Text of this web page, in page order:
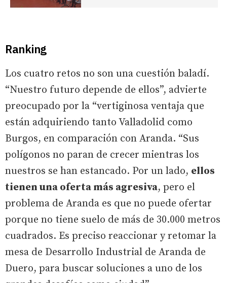
Ranking
Los cuatro retos no son una cuestión baladí.
“Nuestro futuro depende de ellos”, advierte
preocupado por la “vertiginosa ventaja que
están adquiriendo tanto Valladolid como
Burgos, en comparación con Aranda. “Sus
polígonos no paran de crecer mientras los
nuestros se han estancado. Por un lado, ellos
tienen una oferta más agresiva, pero el
problema de Aranda es que no puede ofertar
porque no tiene suelo de más de 30.000 metros
cuadrados. Es preciso reaccionar y retomar la
mesa de Desarrollo Industrial de Aranda de
Duero, para buscar soluciones a uno de los